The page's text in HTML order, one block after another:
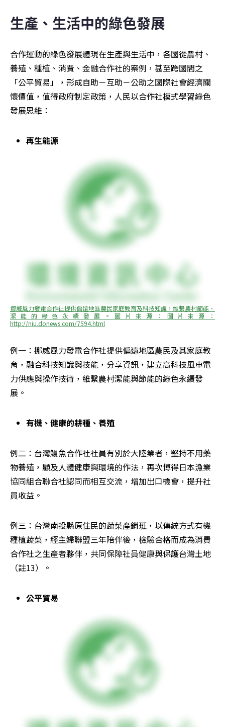
生產、生活中的綠色發展
合作運動的綠色發展體現在生產與生活中，各國從農村、
養殖、種植、消費、金融合作社的案例，甚至跨國間之
「公平貿易」，形成自助－互助－公助之國際社會經濟關
懷價值，值得政府制定政策，人民以合作社模式學習綠色
發展思維：
再生能源
挪威風力發電合作社提供偏遠地區農民家庭教育及科技知識，維繫農村節能、
潔能的綠色永續發展。圖片來源：圖片來源：
http://niu.donews.com/7594.html
例一：挪威風力發電合作社提供偏遠地區農民及其家庭教
育，融合科技知識與技能，分享資訊，建立高科技風車電
力供應與操作技術，維繫農村潔能與節能的綠色永續發
展。
有機、健康的耕種、養殖
例二：台灣鰻魚合作社社員有別於大陸業者，堅持不用藥
物養殖，顧及人體健康與環境的作法，再次博得日本漁業
協同組合聯合社認同而相互交流，增加出口機會，提升社
員收益。
例三：台灣南投縣原住民的蔬菜產銷班，以傳統方式有機
種植蔬菜，經主婦聯盟三年陪伴後，檢驗合格而成為消費
合作社之生產者夥伴，共同保障社員健康與保護台灣土地
（註13）。
公平貿易